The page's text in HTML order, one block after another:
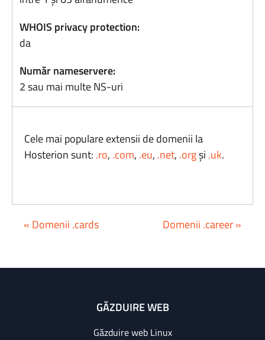
WHOIS privacy protection:
da
Număr nameservere:
2 sau mai multe NS-uri
Cele mai populare extensii de domenii la
Hosterion sunt: .ro, .com, .eu, .net, .orgși .uk.
« Domenii .cards Domenii .career »
GĂZDUIRE WEB
Găzduire web Linux